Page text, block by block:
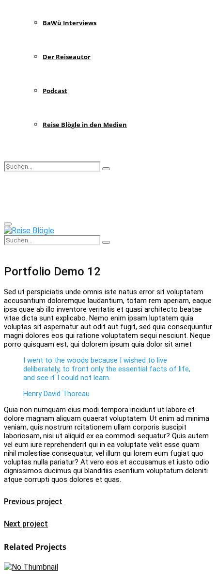
BaWü Interviews
Der Reiseautor
Podcast
Reise Blögle in den Medien
Search
Search
Primary
Menu
Search
for:
Search
Portfolio Demo 12
Sed ut perspiciatis unde omnis iste natus error sit voluptatem
accusantium doloremque laudantium, totam rem aperiam, eaque
ipsa quae ab illo inventore veritatis et quasi architecto beatae
vitae dicta sunt explicabo. Nemo enim ipsam luptatem quia
voluptas sit aspernatur aut odit aut fugit, sed quia consequuntur
magni dolores eos qui ratione voluptatem sequi nesciunt. Neque
porro quisquam est, qui dolorem ipsum quia dolor sit amet
I went to the woods because I wished to live
deliberately, to front only the essential facts of life,
and see if I could not learn.
Henry David Thoreau
Quia non numquam eius modi tempora incidunt ut labore et
dolore magnam aliquam quaerat voluptatem. Ut enim ad minima
veniam, quis nostrum rcitationem ullam corporis suscipit
laboriosam, nisi ut aliquid ex ea commodi sequatur? Quis autem
vel eum iure reprehenderit qui in ea voluptate velit esse quam
nihil molestiae consequatur, vel illum qui lorem eum fugiat quo
voluptas nulla pariatur? At vero eos et accusamus et iusto odio
dignissimos ducimus qui blanditiis esentium voluptatum deleniti
atque corrupti quos dolores et quas.
Previous project
Next project
Related Projects